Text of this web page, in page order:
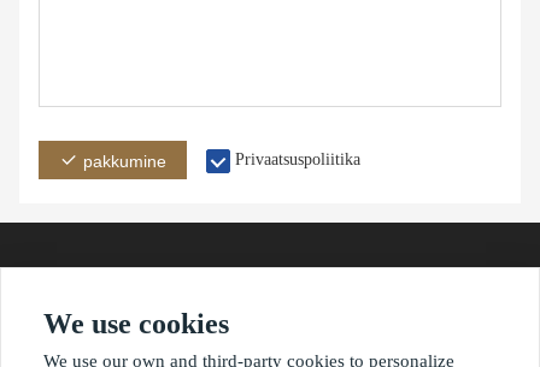
pakkumine Privaatsuspoliitika
aadress
We use cookies
We use our own and third-party cookies to personalize